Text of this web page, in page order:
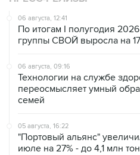
06 августа, 12:41
По итогам I полугодия
группы СВОЙ выросла на
06 августа, 09:16
Технологии на службе
переосмысляет умный
семей
05 августа, 16:22
"Портовый альянс"
июле на 27% - до 4,1 млн